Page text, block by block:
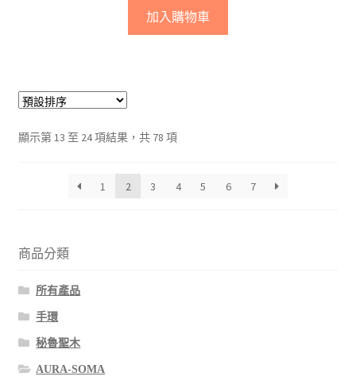
加入購物車
顯示第 13 至 24 項結果，共 78 項
1 2 3 4 5 6 7
商品分類
所有產品
手環
秘魯聖木
AURA-SOMA